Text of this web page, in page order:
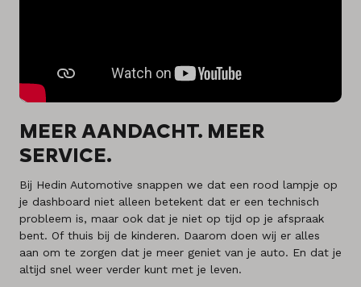
MEER AANDACHT. MEER
SERVICE.
Bij Hedin Automotive snappen we dat een rood lampje op
je dashboard niet alleen betekent dat er een technisch
probleem is, maar ook dat je niet op tijd op je afspraak
bent. Of thuis bij de kinderen. Daarom doen wij er alles
aan om te zorgen dat je meer geniet van je auto. En dat je
altijd snel weer verder kunt met je leven.